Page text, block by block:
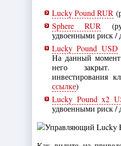
Lucky Pound RUR
Sphere RUR
удвоенными риск /
Lucky Pound USD
На данный
него закрыт.
инвестирования
ссылке)
Lucky Pound x2
удвоенными риск /